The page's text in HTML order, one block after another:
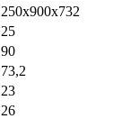
250х900х732
25
90
73,2
23
26